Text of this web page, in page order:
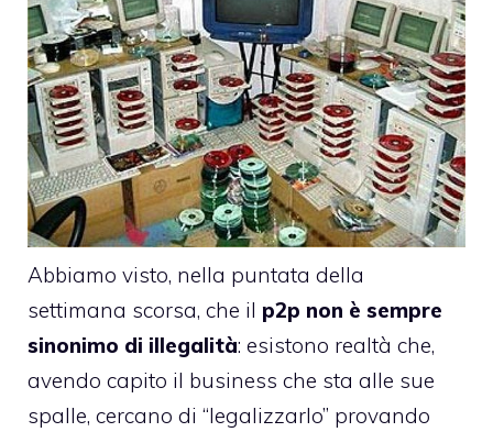
Abbiamo visto, nella puntata della
settimana scorsa, che il p2p non è sempre
sinonimo di illegalità: esistono realtà che,
avendo capito il business che sta alle sue
spalle, cercano di “legalizzarlo” provando